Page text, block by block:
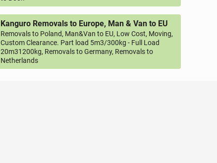
Kanguro Removals to Europe, Man & Van to EU
Removals to Poland, Man&Van to EU, Low Cost, Moving,
Custom Clearance. Part load 5m3/300kg - Full Load
20m31200kg, Removals to Germany, Removals to
Netherlands